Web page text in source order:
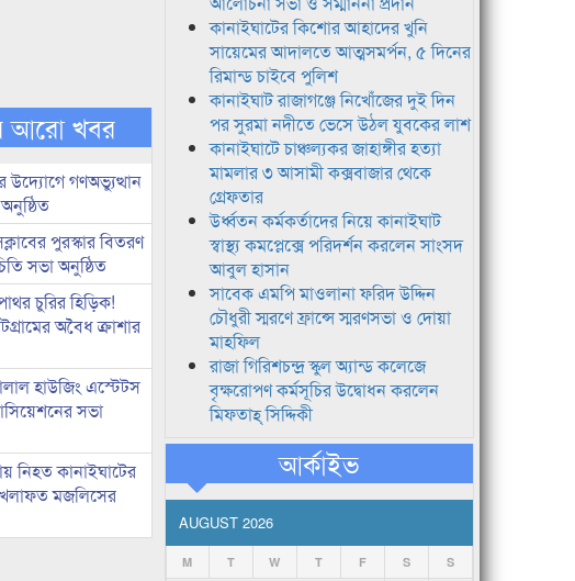
আরো খবর
উদ্যোগে গণঅভ্যুত্থান
পুরস্কার বিতরণ
সভা অনুষ্ঠিত
চুরির হিড়িক!
অবৈধ ক্রাশার
হাউজিং এস্টেটস
সভা
নিহত কানাইঘাটের
মজলিসের
কানাইঘাটের কিশোর আহাদের খুনি
সায়েমের আদালতে আত্মসমর্পন, ৫ দিনের
রিমান্ড চাইবে পুলিশ
কানাইঘাট রাজাগঞ্জে নিখোঁজের দুই দিন
পর সুরমা নদীতে ভেসে উঠল যুবকের লাশ
কানাইঘাটে চাঞ্চল্যকর জাহাঙ্গীর হত্যা
মামলার ৩ আসামী কক্সবাজার থেকে
গ্রেফতার
উর্ধ্বতন কর্মকর্তাদের নিয়ে কানাইঘাট
স্বাস্থ্য কমপ্লেক্সে পরিদর্শন করলেন সাংসদ
আবুল হাসান
সাবেক এমপি মাওলানা ফরিদ উদ্দিন
চৌধুরী স্মরণে ফ্রান্সে স্মরণসভা ও দোয়া
মাহফিল
রাজা গিরিশচন্দ্র স্কুল অ্যান্ড কলেজে
বৃক্ষরোপণ কর্মসূচির উদ্বোধন করলেন
মিফতাহ্ সিদ্দিকী
আর্কাইভ
AUGUST 2026
M T W T F S S